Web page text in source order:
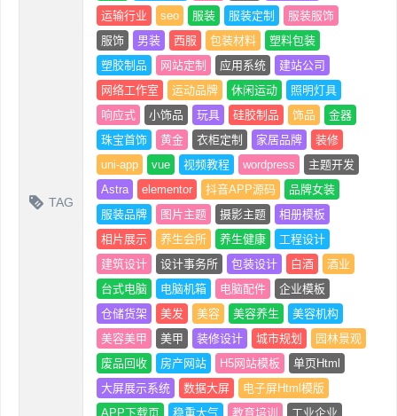
TAG
运输行业
seo 服装 服装定制
服装服饰
服饰
男装 西服 包装材料
塑料包装
塑胶制品
网站定制 应用系统
建站公司
网络工作室
运动品牌 休闲运动
照明灯具
响应式
小饰品 玩具 硅胶制品 饰品
金器
珠宝首饰
黄金 衣柜定制 家居品牌
装修
uni-app
vue 视频教程 wordpress
主题开发
Astra
elementor 抖音APP源码
品牌女装
服装品牌
图片主题 摄影主题
相册模板
相片展示
养生会所 养生健康
工程设计
建筑设计
设计事务所 包装设计 白酒
酒业
台式电脑
电脑机箱 电脑配件
企业模板
仓储货架
美发 美容 美容养生
美容机构
美容美甲
美甲 装修设计 城市规划
园林景观
废品回收
房产网站 H5网站模板
单页Html
大屏展示系统
数据大屏
电子屏Html模版
APP下载页
稳重大气 教育培训
工业企业